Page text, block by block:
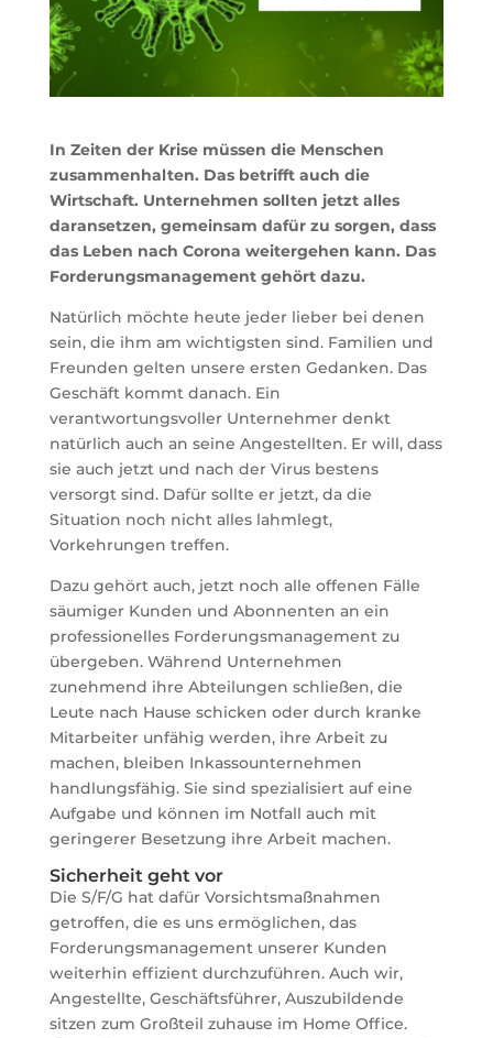
In Zeiten der Krise müssen die Menschen
zusammenhalten. Das betrifft auch die
Wirtschaft. Unternehmen sollten jetzt alles
daransetzen, gemeinsam dafür zu sorgen, dass
das Leben nach Corona weitergehen kann. Das
Forderungsmanagement gehört dazu.
Natürlich möchte heute jeder lieber bei denen
sein, die ihm am wichtigsten sind. Familien und
Freunden gelten unsere ersten Gedanken. Das
Geschäft kommt danach. Ein
verantwortungsvoller Unternehmer denkt
natürlich auch an seine Angestellten. Er will, dass
sie auch jetzt und nach der Virus bestens
versorgt sind. Dafür sollte er jetzt, da die
Situation noch nicht alles lahmlegt,
Vorkehrungen treffen.
Dazu gehört auch, jetzt noch alle offenen Fälle
säumiger Kunden und Abonnenten an ein
professionelles Forderungsmanagement zu
übergeben. Während Unternehmen
zunehmend ihre Abteilungen schließen, die
Leute nach Hause schicken oder durch kranke
Mitarbeiter unfähig werden, ihre Arbeit zu
machen, bleiben Inkassounternehmen
handlungsfähig. Sie sind spezialisiert auf eine
Aufgabe und können im Notfall auch mit
geringerer Besetzung ihre Arbeit machen.
Sicherheit geht vor
Die S/F/G hat dafür Vorsichtsmaßnahmen
getroffen, die es uns ermöglichen, das
Forderungsmanagement unserer Kunden
weiterhin effizient durchzuführen. Auch wir,
Angestellte, Geschäftsführer, Auszubildende
sitzen zum Großteil zuhause im Home Office.